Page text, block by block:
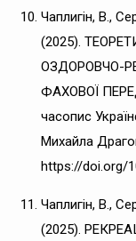
Чаплигін, В.,
(2025).
ОЗДОРОВЧО-
ФАХОВОЇ
часопис
Михайла
https://doi.org/
Чаплигін, В.,
(2025).